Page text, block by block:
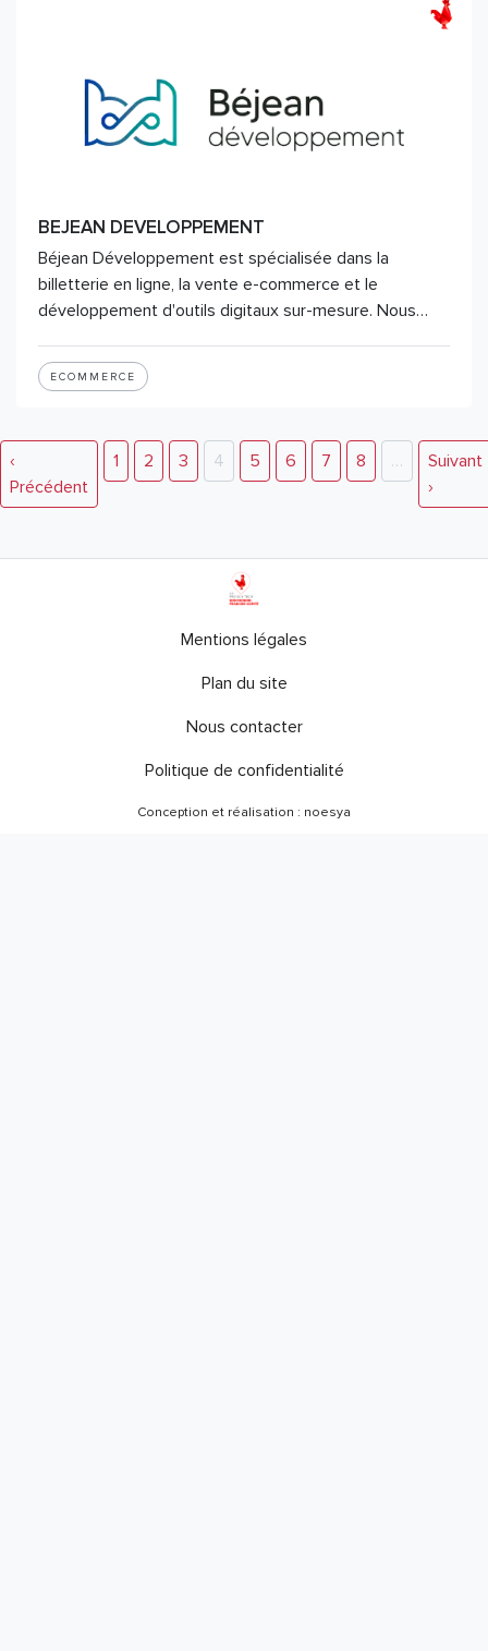
BEJEAN DEVELOPPEMENT
Béjean Développement est spécialisée dans la
billetterie en ligne, la vente e-commerce et le
développement d'outils digitaux sur-mesure. Nous…
ECOMMERCE
‹
Précédent
1 2 3 4 5 6 7 8 …
Suivant
›
Mentions légales
Plan du site
Nous contacter
Politique de confidentialité
Conception et réalisation : noesya